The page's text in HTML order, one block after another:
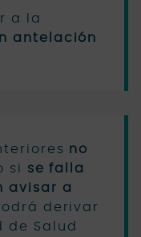
a la
antelación
no
si se falla
avisar a
derivar
de Salud